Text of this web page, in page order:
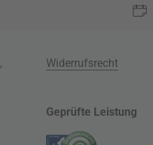
,
Widerrufsrecht
Geprüfte Leistung